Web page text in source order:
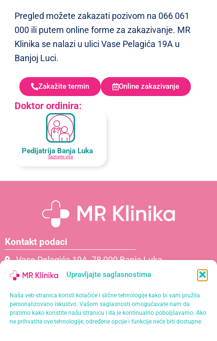
Upravljajte saglasnostima
Naša veb-stranica koristi kolačiće i slične tehnologije kako bi vam pružila
personalizovano iskustvo. Vašom saglasnosti omogućavate nam da
pratimo kako koristite našu stranicu i da je kontinualno poboljšavamo. Ako
ne prihvatite ove tehnologije, određene opcije i funkcije neće biti dostupne.
Pregled možete zakazati pozivom na 066 061
000 ili putem online forme za zakazivanje. MR
Klinika se nalazi u ulici Vase Pelagića 19A u
Banjoj Luci.
Zakažite termin Online zakazivanje
Doktor ordinira:
Pedijatrija Banja Luka
Saznajte više
Kontakt podaci
Vase Pelagića 19A, 78 000 Banja Luka
066 061 000
info@mrklinika.ba
Politika privatnosti